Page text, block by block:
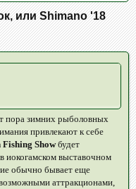
или Shimano '18
пора зимних рыболовных
привлекают к себе
Fishing Showбудет
в иокогамском выставочном
обычно бывает еще
аттракционами,